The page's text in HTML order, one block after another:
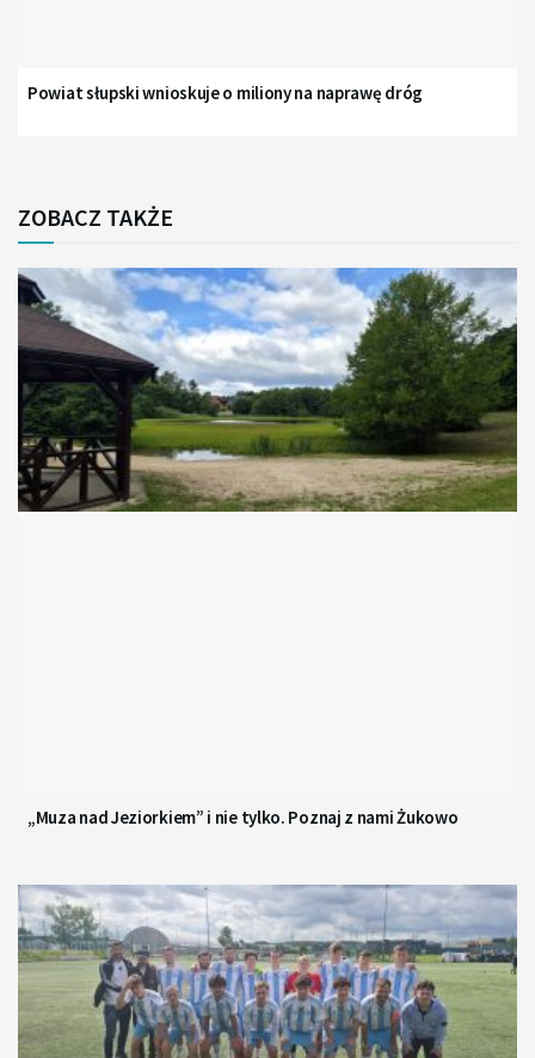
Powiat słupski wnioskuje o miliony na naprawę dróg
ZOBACZ TAKŻE
„Muza nad Jeziorkiem” i nie tylko. Poznaj z nami Żukowo